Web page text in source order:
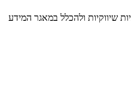
ולהכלל במאגר המידע